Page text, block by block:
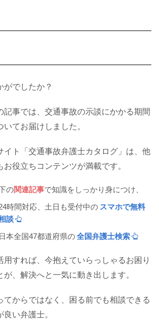
がでしたか？
記事では、交通事故の示談にかかる期間
いてお届けしました。
イト「交通事故弁護士カタログ」は、他
お役立ちコンテンツが満載です。
の関連記事で知識をしっかり身につけ、
時間対応、土日も受付中の スマホで無料
談
日本全国47都道府県の全国弁護士検索
用すれば、今抱えていらっしゃるお困り
が、解決へと一気に動き出します。
てからではなく、困る前でも相談できる
良い弁護士。